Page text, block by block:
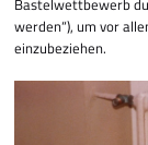
Bastelwettbewerb
werden“), um vor
einzubeziehen.